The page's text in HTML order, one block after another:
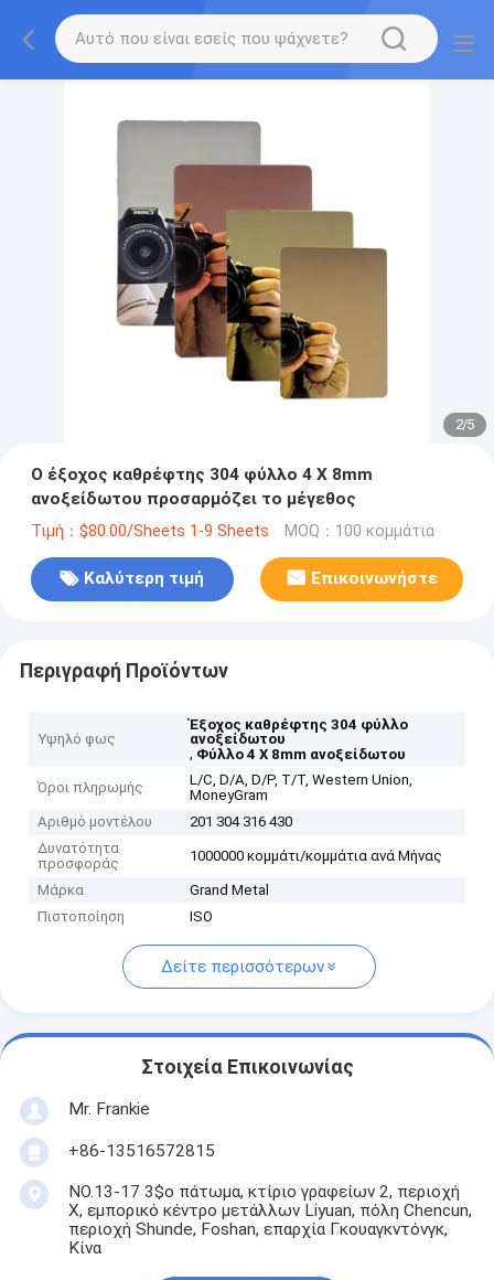
2/5
Ο έξοχος καθρέφτης 304 φύλλο 4 X 8mm
ανοξείδωτου προσαρμόζει το μέγεθος
Τιμή：$80.00/Sheets 1-9 Sheets MOQ：100 κομμάτια
Καλύτερη τιμή Επικοινωνήστε
Περιγραφή Προϊόντων
Υψηλό φως
Έξοχος καθρέφτης 304 φύλλο
ανοξείδωτου
, Φύλλο 4 X 8mm ανοξείδωτου
Όροι πληρωμής
L/C, D/A, D/P, T/T, Western Union,
MoneyGram
Αριθμό μοντέλου
201 304 316 430
Δυνατότητα
προσφοράς
1000000 κομμάτι/κομμάτια ανά Μήνας
Μάρκα
Grand Metal
Πιστοποίηση
ISO
Δείτε περισσότερων
Στοιχεία Επικοινωνίας
Mr. Frankie
+86-13516572815
NO.13-17 3$ο πάτωμα, κτίριο γραφείων 2, περιοχή
Χ, εμπορικό κέντρο μετάλλων Liyuan, πόλη Chencun,
περιοχή Shunde, Foshan, επαρχία Γκουαγκντόνγκ,
Κίνα